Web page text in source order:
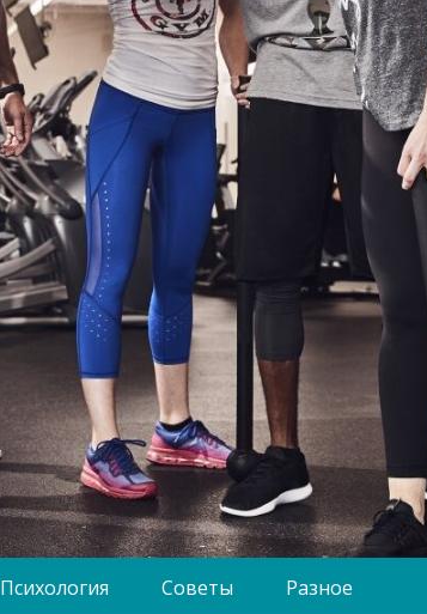
Психология Советы Разное